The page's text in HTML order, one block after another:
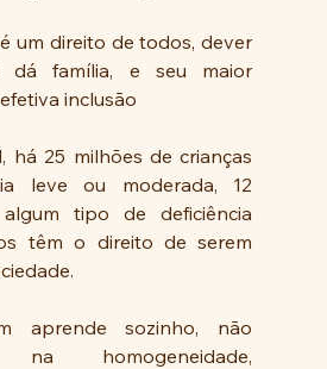
família, e seu maior
inclusão
leve ou moderada, 12
tipo de deficiência
têm o direito de serem
na homogeneidade,